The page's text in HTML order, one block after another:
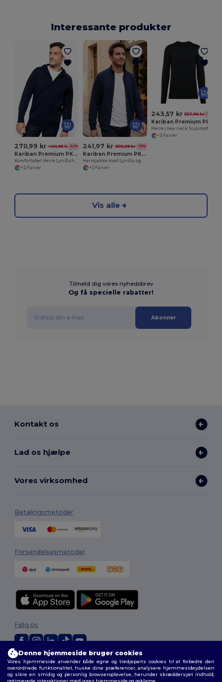
Interessante produkter
270,99 kr 400,95 kr-32%
Kariban Premium PK400
+2 Farver
241,97 kr 359,08 kr -33%
Kariban Premium PK404
+2 Farver
243,57 kr 357,96 kr -32%
+3 Farver
Vis alle
Tilmeld dig vores nyhedsbrev
Og få specielle rabatter!
Abonner
Kontakt os
Lad os hjælpe
Vores virksomhed
Betalingsmetoder
Forsendelsesmetoder
2026. Alle rettigheder forbeholdes
Vilkår og Betingelser|Tilpasset politik|Fortrolighedspolitik|Politik for
cookies|Sitemap
Følg os
Denne hjemmeside bruger cookies
Vores hjemmeside anvender både egne og tredjeparts cookies til at forbedre den
overordnede funktionalitet, huske dine præferencer, analysere hjemmesideydelsen
og sikre en smidig og personlig browseroplevelse, herunder skræddersyet indhold,
optimerede interaktioner med vores hjemmeside og reklame.